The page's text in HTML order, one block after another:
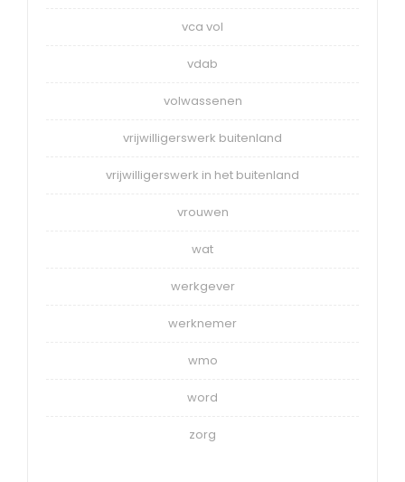
vca vol
vdab
volwassenen
vrijwilligerswerk buitenland
vrijwilligerswerk in het buitenland
vrouwen
wat
werkgever
werknemer
wmo
word
zorg